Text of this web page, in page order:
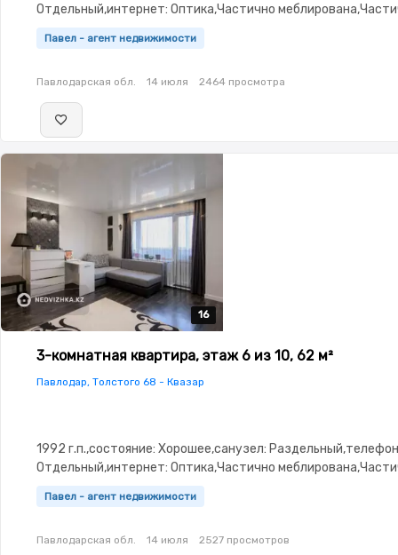
Отдельный,интернет: Оптика,Частично
изолированы,Новая сантехника,Кладовка,Счётчики,Тихий
Павел - агент недвижимости
Павлодарская обл. 14 июля 2464 просмотра
16
16
16
16
16
3-комнатная квартира, этаж 6 из 10, 62 м²
Павлодар, Толстого 68 - Квазар
1992 г.п.,состояние: Хорошее,санузел:
Отдельный,интернет: Оптика,Частично
меблирована,паркинг: Рядом охраняемая
стоянка,Домофон,Видеонаблюдение,Пластиковые
сантехника,Кладовка,Счётчики,Тихий двор
Павел - агент недвижимости
Павлодарская обл. 14 июля 2527 просмотров